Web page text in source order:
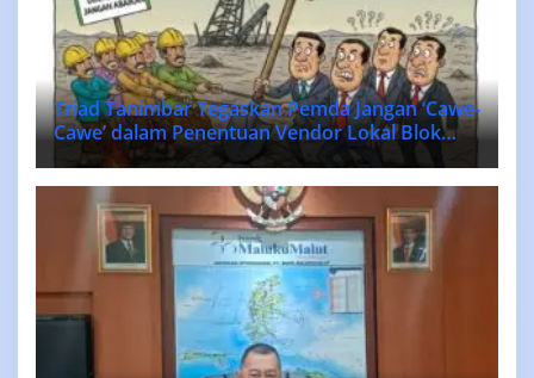
Triad Tanimbar Tegaskan Pemda Jangan ‘Cawe-
Cawe’ dalam Penentuan Vendor Lokal Blok
MASELA.